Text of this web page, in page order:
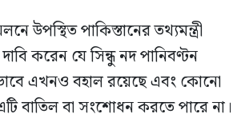
উপস্থিত পাকিস্তানের তথ্যমন্ত্রী
করেন যে সিন্ধু নদ পানিবণ্টন
এখনও বহাল রয়েছে এবং কোনো
বাতিল বা সংশোধন করতে পারে না।